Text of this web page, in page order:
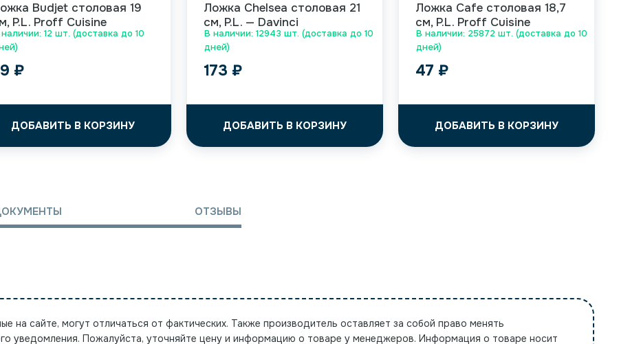
12 шт. (доставка до 10
Budjet столовая 19
P.L. Proff Cuisine
₽
ДОБАВИТЬ В КОРЗИНУ
В наличии: 12943 шт. (доставка до 10
дней)
Ложка Chelsea столовая 21
см, P.L. — Davinci
173 ₽
ДОБАВИТЬ В КОРЗИНУ
В наличии: 25872 шт. (доставка до 10
дней)
Ложка Cafe столовая 18,7
см, P.L. Proff Cuisine
47 ₽
ДОБАВИТЬ В КОРЗИНУ
ОТЗЫВЫ
на сайте, могут отличаться от фактических. Также производитель оставляет за собой право менять
уведомления. Пожалуйста, уточняйте цену и информацию о товаре у менеджеров. Информация о товаре носит